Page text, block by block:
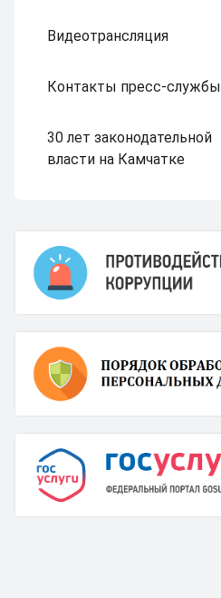
Видеотрансляция
Контакты пресс-службы
30 лет законодательной
власти на Камчатке